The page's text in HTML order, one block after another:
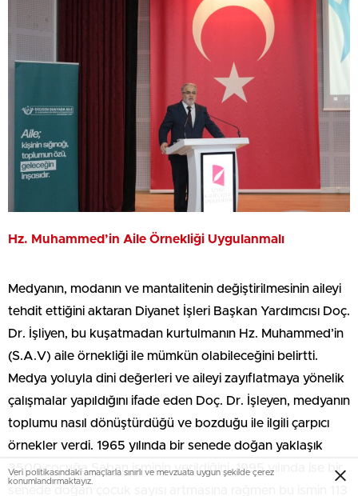
Hz. Muhammed’in Aile Örnekliği Uygulanmalı
Medyanın, modanın ve mantalitenin değiştirilmesinin aileyi
tehdit ettiğini aktaran Diyanet İşleri Başkan Yardımcısı Doç.
Dr. İşliyen, bu kuşatmadan kurtulmanın Hz. Muhammed’in
(S.A.V) aile örnekliği ile mümkün olabileceğini belirtti.
Medya yoluyla dini değerleri ve aileyi zayıflatmaya yönelik
çalışmalar yapıldığını ifade eden Doç. Dr. İşleyen, medyanın
toplumu nasıl dönüştürdüğü ve bozduğu ile ilgili çarpıcı
örnekler verdi. 1965 yılında bir senede doğan yaklaşık
3500 çocuğa Şaban isminin verildiğini, 1995 yılında ise bir
Veri politikasındaki amaçlarla sınırlı ve mevzuata uygun şekilde çerez
konumlandırmaktayız.